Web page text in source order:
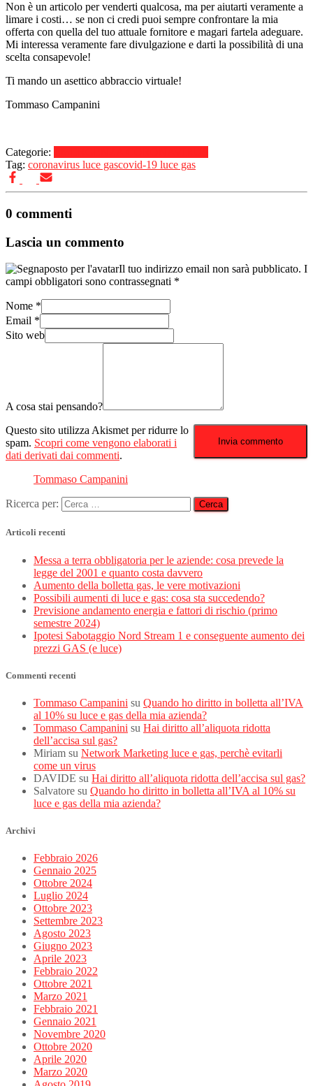
Non è un articolo per venderti qualcosa, ma per aiutarti veramente a
limare i costi… se non ci credi puoi sempre confrontare la mia
offerta con quella del tuo attuale fornitore e magari fartela adeguare.
Mi interessa veramente fare divulgazione e darti la possibilità di una
scelta consapevole!
Ti mando un asettico abbraccio virtuale!
Tommaso Campanini
Categorie:
Tag: coronavirus luce gascovid-19 luce gas
0 commenti
Lascia un commento
Il tuo indirizzo email non sarà pubblicato. I
campi obbligatori sono contrassegnati *
Nome *
Email *
Sito web
A cosa stai pensando?
Questo sito utilizza Akismet per ridurre lo
spam. Scopri come vengono elaborati i
dati derivati dai commenti.
Tommaso Campanini
Ricerca per:
Articoli recenti
Messa a terra obbligatoria per le aziende: cosa prevede la
legge del 2001 e quanto costa davvero
Aumento della bolletta gas, le vere motivazioni
Possibili aumenti di luce e gas: cosa sta succedendo?
Previsione andamento energia e fattori di rischio (primo
semestre 2024)
Ipotesi Sabotaggio Nord Stream 1 e conseguente aumento dei
prezzi GAS (e luce)
Commenti recenti
Tommaso Campanini su Quando ho diritto in bolletta all’IVA
al 10% su luce e gas della mia azienda?
Tommaso Campanini su Hai diritto all’aliquota ridotta
dell’accisa sul gas?
Miriam su Network Marketing luce e gas, perchè evitarli
come un virus
DAVIDE su Hai diritto all’aliquota ridotta dell’accisa sul gas?
Salvatore su Quando ho diritto in bolletta all’IVA al 10% su
luce e gas della mia azienda?
Archivi
Febbraio 2026
Gennaio 2025
Ottobre 2024
Luglio 2024
Ottobre 2023
Settembre 2023
Agosto 2023
Giugno 2023
Aprile 2023
Febbraio 2022
Ottobre 2021
Marzo 2021
Febbraio 2021
Gennaio 2021
Novembre 2020
Ottobre 2020
Aprile 2020
Marzo 2020